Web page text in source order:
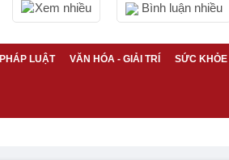
Xem nhiều Bình luận nhiều
PHÁP LUẬT VĂN HÓA - GIẢI TRÍ SỨC KHỎE